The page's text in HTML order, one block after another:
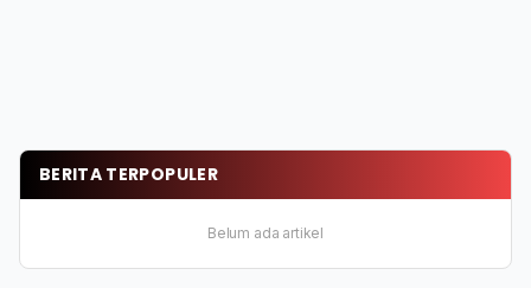
BERITA TERPOPULER
Belum ada artikel